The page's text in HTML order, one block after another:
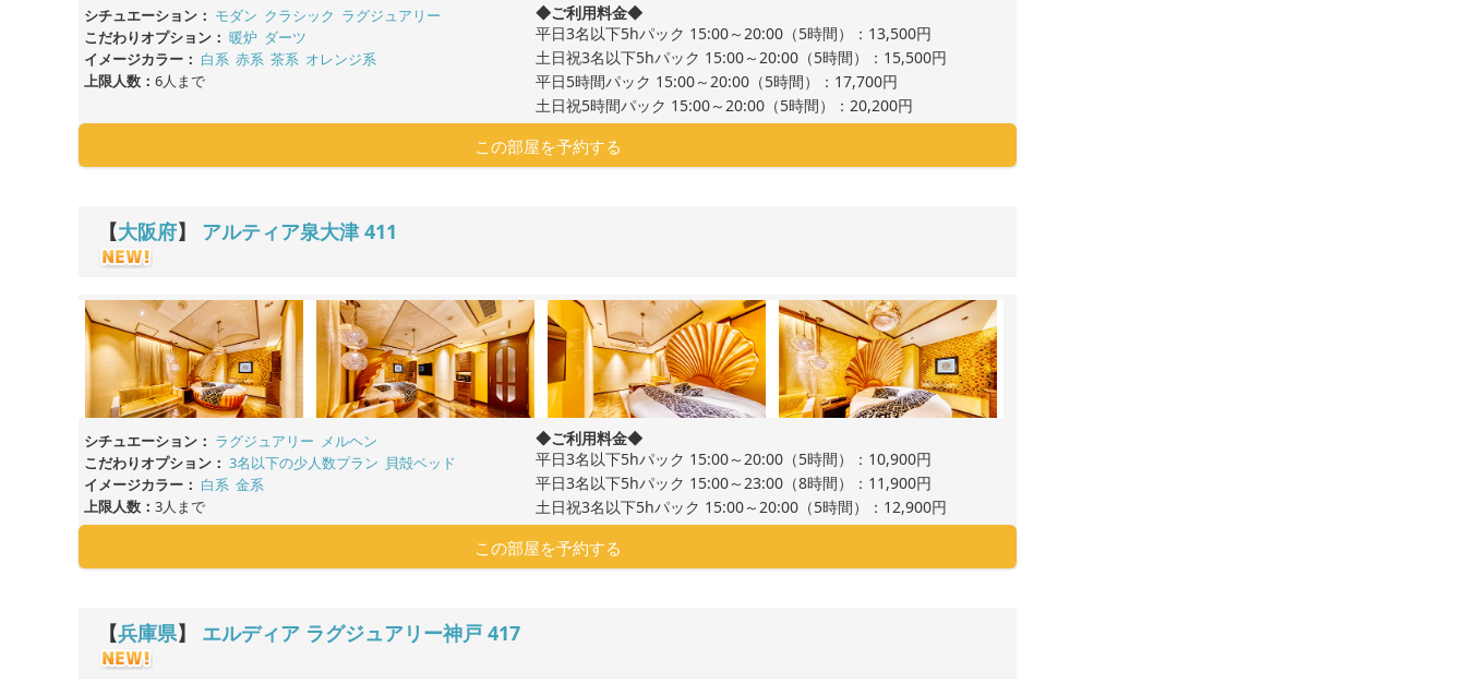
シチュエーション： モダン クラシック ラグジュアリー
こだわりオプション： 暖炉 ダーツ
イメージカラー： 白系 赤系 茶系 オレンジ系
上限人数： 6人まで
◆ご利用料金◆
平日3名以下5hパック 15:00～20:00（5時間）：13,500円
土日祝3名以下5hパック 15:00～20:00（5時間）：15,500円
平日5時間パック 15:00～20:00（5時間）：17,700円
土日祝5時間パック 15:00～20:00（5時間）：20,200円
この部屋を予約する
【大阪府】 アルティア泉大津 411
シチュエーション： ラグジュアリー メルヘン
こだわりオプション： 3名以下の少人数プラン 貝殻ベッド
イメージカラー： 白系 金系
上限人数： 3人まで
◆ご利用料金◆
平日3名以下5hパック 15:00～20:00（5時間）：10,900円
平日3名以下5hパック 15:00～23:00（8時間）：11,900円
土日祝3名以下5hパック 15:00～20:00（5時間）：12,900円
この部屋を予約する
【兵庫県】 エルディア ラグジュアリー神戸 417